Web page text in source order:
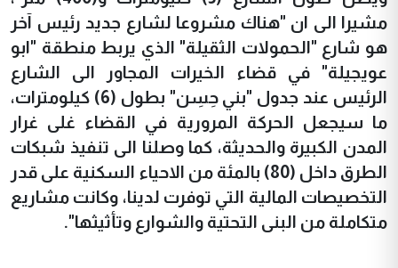
مشيرا الى ان "هناك مشروعا لشارع جديد رئيس آخر
هو شارع "الحمولات الثقيلة" الذي يربط منطقة "ابو
عويجيلة" في قضاء الخيرات المجاور الى الشارع
الرئيس عند جدول "بني حِسِن" بطول (6) كيلومترات،
ما سيجعل الحركة المرورية في القضاء غلى غرار
المدن الكبيرة والحديثة، كما وصلنا الى تنفيذ شبكات
الطرق داخل (80) بالمئة من الاحياء السكنية على قدر
التخصيصات المالية التي توفرت لدينا، وكانت مشاريع
متكاملة من البنى التحتية والشوارع وتأثيثها".